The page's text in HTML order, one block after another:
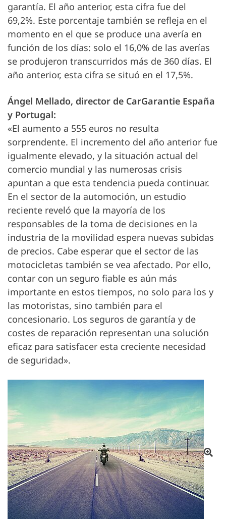
garantía. El año anterior, esta cifra fue del
69,2%. Este porcentaje también se refleja en el
momento en el que se produce una avería en
función de los días: solo el 16,0% de las averías
se produjeron transcurridos más de 360 días. El
año anterior, esta cifra se situó en el 17,5%.
Ángel Mellado, director de CarGarantie España
y Portugal:
«El aumento a 555 euros no resulta
sorprendente. El incremento del año anterior fue
igualmente elevado, y la situación actual del
comercio mundial y las numerosas crisis
apuntan a que esta tendencia pueda continuar.
En el sector de la automoción, un estudio
reciente reveló que la mayoría de los
responsables de la toma de decisiones en la
industria de la movilidad espera nuevas subidas
de precios. Cabe esperar que el sector de las
motocicletas también se vea afectado. Por ello,
contar con un seguro fiable es aún más
importante en estos tiempos, no solo para los y
las motoristas, sino también para el
concesionario. Los seguros de garantía y de
costes de reparación representan una solución
eficaz para satisfacer esta creciente necesidad
de seguridad».